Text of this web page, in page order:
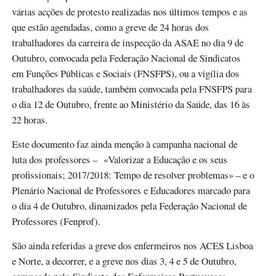
várias acções de protesto realizadas nos últimos tempos e as
que estão agendadas, como a greve de 24 horas dos
trabalhadores da carreira de inspecção da ASAE no dia 9 de
Outubro, convocada pela Federação Nacional de Sindicatos
em Funções Públicas e Sociais (FNSFPS), ou a vigília dos
trabalhadores da saúde, também convocada pela FNSFPS para
o dia 12 de Outubro, frente ao Ministério da Saúde, das 16 às
22 horas.
Este documento faz ainda menção à campanha nacional de
luta dos professores – «Valorizar a Educação e os seus
profissionais; 2017/2018: Tempo de resolver problemas» – e o
Plenário Nacional de Professores e Educadores marcado para
o dia 4 de Outubro, dinamizados pela Federação Nacional de
Professores (Fenprof).
São ainda referidas a greve dos enfermeiros nos ACES Lisboa
e Norte, a decorrer, e a greve nos dias 3, 4 e 5 de Outubro,